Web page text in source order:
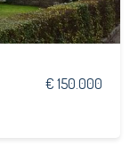
€ 150.000